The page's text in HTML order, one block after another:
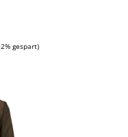
gespart)